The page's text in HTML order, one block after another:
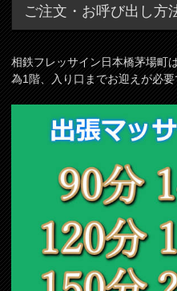
ご注文・お呼び出し方
相鉄フレッサイン日本橋茅場町
為1階、入り口までお迎えが必